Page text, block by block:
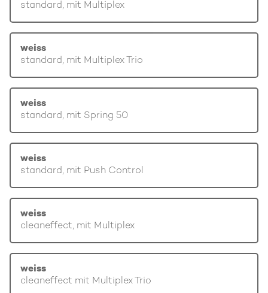
standard, mit Multiplex
weiss
standard, mit Multiplex Trio
weiss
standard, mit Spring 50
weiss
standard, mit Push Control
weiss
cleaneffect, mit Multiplex
weiss
cleaneffect mit Multiplex Trio